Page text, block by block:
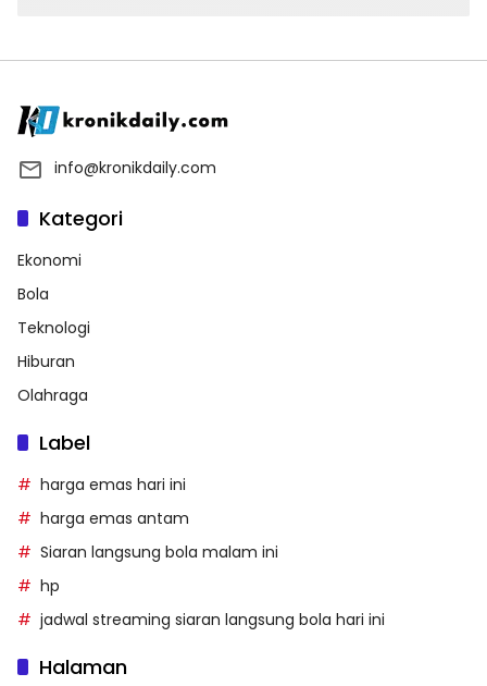
info@kronikdaily.com
Kategori
Ekonomi
Bola
Teknologi
Hiburan
Olahraga
Label
harga emas hari ini
harga emas antam
Siaran langsung bola malam ini
hp
jadwal streaming siaran langsung bola hari ini
Halaman